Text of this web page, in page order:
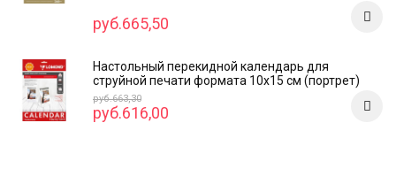
руб.665,50
Настольный перекидной календарь для
струйной печати формата 10x15 см (портрет)
руб.663,30
руб.616,00